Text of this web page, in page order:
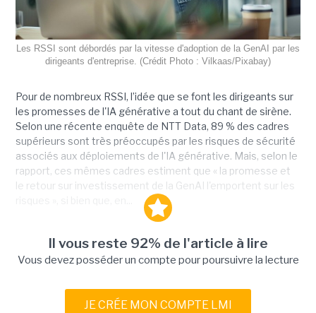
Les RSSI sont débordés par la vitesse d'adoption de la GenAI par les
dirigeants d'entreprise. (Crédit Photo : Vilkaas/Pixabay)
Pour de nombreux RSSI, l’idée que se font les dirigeants sur
les promesses de l'IA générative a tout du chant de sirène.
Selon une récente enquête de NTT Data, 89 % des cadres
supérieurs sont très préoccupés par les risques de sécurité
associés aux déploiements de l'IA générative. Mais, selon le
rapport, ces mêmes cadres estiment que « la promesse et
le retour sur investissement de la GenAI l'emportent sur les
Il vous reste 92% de l'article à lire
Vous devez posséder un compte pour poursuivre la lecture
JE CRÉE MON COMPTE LMI